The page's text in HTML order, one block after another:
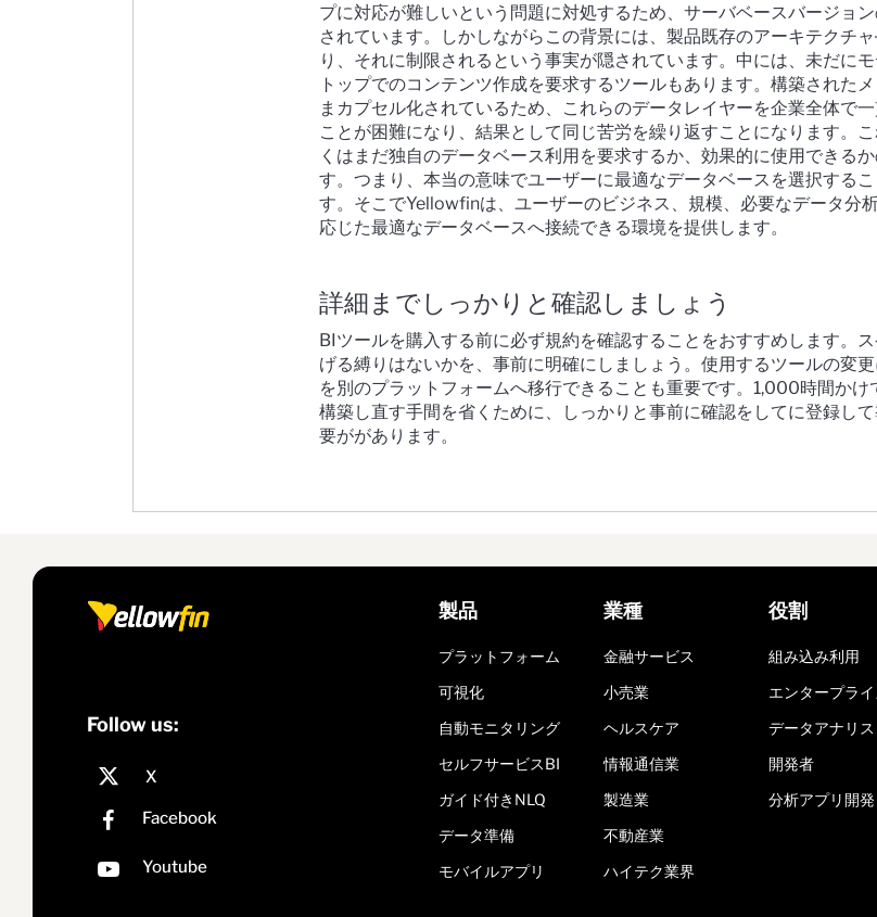
プに対応が難しいという問題に対処するため、サーバベースバージョン
されています。しかしながらこの背景には、製品既存のアーキテクチ
り、それに制限されるという事実が隠されています。中には、未だに
トップでのコンテンツ作成を要求するツールもあります。構築された
まカプセル化されているため、これらのデータレイヤーを企業全体で
ことが困難になり、結果として同じ苦労を繰り返すことになります。
くはまだ独自のデータベース利用を要求するか、効果的に使用できる
す。 つまり、本当の意味でユーザーに最適なデータベースを選択する
す。 そこでYellowfinは、ユーザーのビジネス、規模、必要なデータ分
応じた最適なデータベースへ接続できる環境を提供します。
詳細までしっかりと確認しましょう
BIツールを購入する前に必ず規約を確認することをおすすめします。
げる縛りはないかを、事前に明確にしましょう。使用するツールの変
を別のプラットフォームへ移行できることも重要です。1,000時間かけ
構築し直す手間を省くために、しっかりと事前に確認をしてに登録し
要ががあります。
Follow us:
製品
プラットフォーム
可視化
自動モニタリング
セルフサービスBI
ガイド付きNLQ
データ準備
モバイルアプリ
業種
金融サービス
小売業
ヘルスケア
情報通信業
製造業
不動産業
ハイテク業界
役割
組み込み利用
エンタープラ
データアナリス
開発者
分析アプリ開発